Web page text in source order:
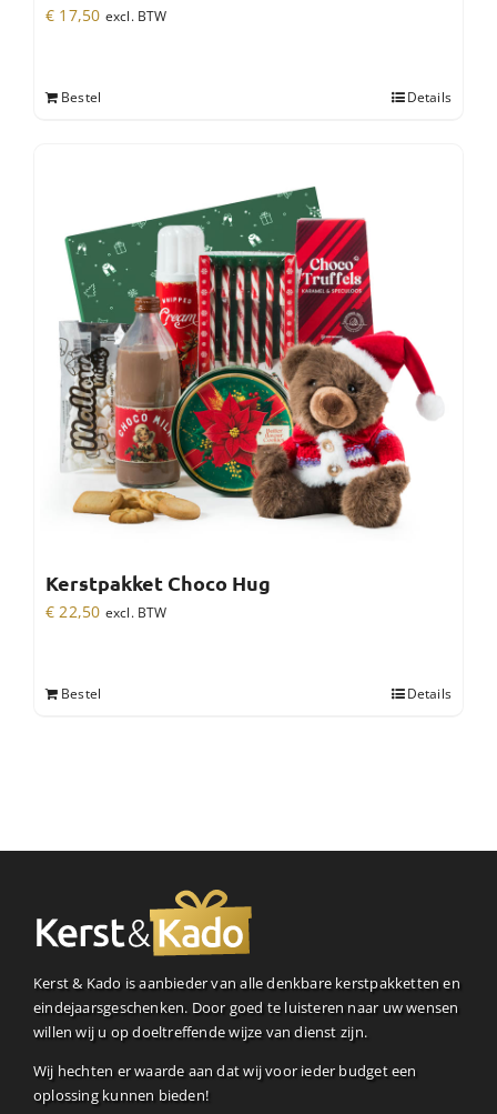
€ 17,50 excl. BTW
Bestel Details
Kerstpakket Choco Hug
€ 22,50 excl. BTW
Bestel Details
Kerst & Kado is aanbieder van alle denkbare kerstpakketten en
eindejaarsgeschenken. Door goed te luisteren naar uw wensen
willen wij u op doeltreffende wijze van dienst zijn.
Wij hechten er waarde aan dat wij voor ieder budget een
oplossing kunnen bieden!